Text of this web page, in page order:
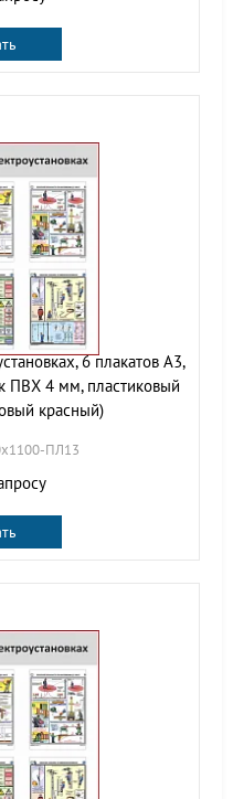
6 плакатов А3,
ПВХ 4 мм, пластиковый
красный)
ПЛ13